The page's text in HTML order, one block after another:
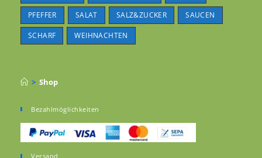
PFEFFER SALAT SALZ&ZUCKER SAUCEN
SCHARF WEIHNACHTEN
> Shop
Bezahlmöglichkeiten
Versand